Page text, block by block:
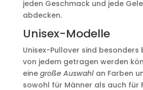
jeden Geschmack und jede
abdecken.
Unisex-Modelle
Unisex-Pullover sind besonders
von jedem getragen werden
eine große Auswahlan Farben
sowohl für Männer als auch für